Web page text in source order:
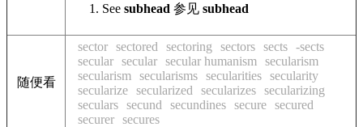
See subhead 参见 subhead
随便看
sector sectored sectoring sectors sects -sects
secular secular secular humanism
secularism
secularism
secularisms secularities secularity
secularize secularized secularizes secularizing
seculars secund secundines secure secured
securer secures